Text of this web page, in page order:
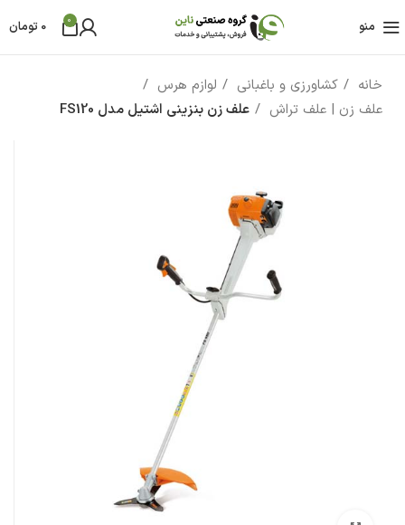
منو 0
0 تومان
خانه کشاورزی و باغبانی
لوازم هرس
علف زن | علف تراش
علف زن بنزینی اشتیل مدل FS120